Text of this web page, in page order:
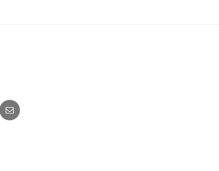
Newsletter